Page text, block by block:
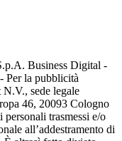
Business Digital -
Per la pubblicità
sede legale
46, 20093 Cologno
trasmessi e/o
all’addestramento di